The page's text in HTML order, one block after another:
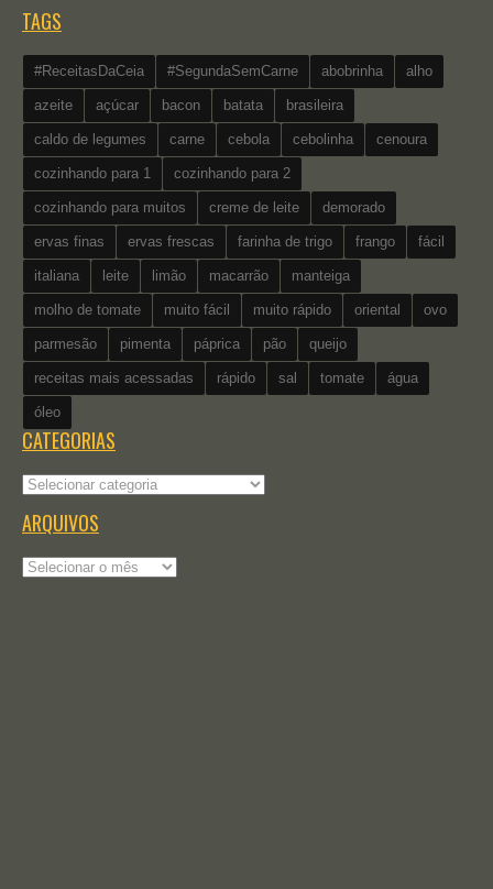
TAGS
#ReceitasDaCeia #SegundaSemCarne abobrinha alho
azeite açúcar bacon batata brasileira
caldo de legumes carne cebola cebolinha cenoura
cozinhando para 1 cozinhando para 2
cozinhando para muitos creme de leite demorado
ervas finas ervas frescas farinha de trigo frango fácil
italiana leite limão macarrão manteiga
molho de tomate muito fácil muito rápido oriental ovo
parmesão pimenta páprica pão queijo
receitas mais acessadas rápido sal tomate água
óleo
CATEGORIAS
Categorias
ARQUIVOS
Arquivos